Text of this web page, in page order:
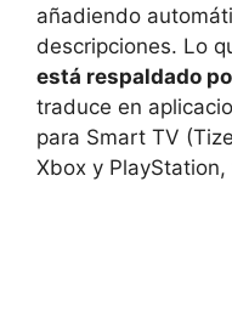
añadiendo
descripciones. Lo
está respaldado
traduce en
para Smart TV
Xbox y PlayStation,